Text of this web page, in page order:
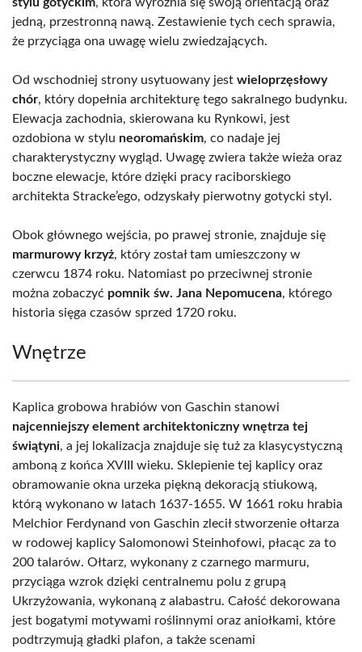
jedną, przestronną nawą. Zestawienie tych cech sprawia,
że przyciąga ona uwagę wielu zwiedzających.
Od wschodniej strony usytuowany jest wieloprzęsłowy
chór, który dopełnia architekturę tego sakralnego budynku.
Elewacja zachodnia, skierowana ku Rynkowi, jest
ozdobiona w stylu neoromańskim, co nadaje jej
charakterystyczny wygląd. Uwagę zwiera także wieża oraz
boczne elewacje, które dzięki pracy raciborskiego
architekta Stracke’ego, odzyskały pierwotny gotycki styl.
Obok głównego wejścia, po prawej stronie, znajduje się
marmurowy krzyż, który został tam umieszczony w
czerwcu 1874 roku. Natomiast po przeciwnej stronie
można zobaczyć pomnik św. Jana Nepomucena, którego
historia sięga czasów sprzed 1720 roku.
Wnętrze
Kaplica grobowa hrabiów von Gaschin stanowi
najcenniejszy element architektoniczny wnętrza tej
świątyni, a jej lokalizacja znajduje się tuż za klasycystyczną
amboną z końca XVIII wieku. Sklepienie tej kaplicy oraz
obramowanie okna urzeka piękną dekoracją stiukową,
którą wykonano w latach 1637-1655. W 1661 roku hrabia
Melchior Ferdynand von Gaschin zlecił stworzenie ołtarza
w rodowej kaplicy Salomonowi Steinhofowi, płacąc za to
200 talarów. Ołtarz, wykonany z czarnego marmuru,
przyciąga wzrok dzięki centralnemu polu z grupą
Ukrzyżowania, wykonaną z alabastru. Całość dekorowana
jest bogatymi motywami roślinnymi oraz aniołkami, które
podtrzymują gładki plafon, a także scenami